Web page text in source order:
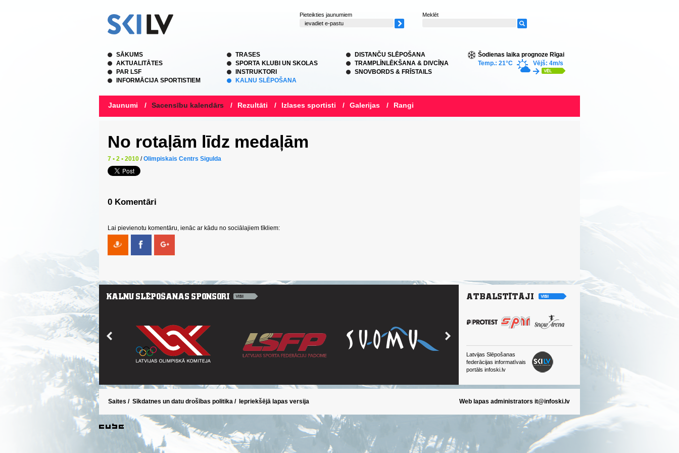
Pieteikties jaunumiem Meklēt
SĀKUMS
AKTUALITĀTES
PAR LSF
INFORMĀCIJA SPORTISTIEM
TRASES
SPORTA KLUBI UN SKOLAS
INSTRUKTORI
KALNU SLĒPOŠANA
DISTANČU SLĒPOŠANA
TRAMPLĪNLĒKŠANA & DIVCĪŅA
SNOVBORDS & FRĪSTAILS
Šodienas laika prognoze Rīgai
Temp.: 21°C
Vējš: 4m/s
Jaunumi / Sacensību kalendārs / Rezultāti / Izlases sportisti / Galerijas / Rangi
No rotaļām līdz medaļām
7 • 2 • 2010 /Olimpiskais Centrs Sigulda
0 Komentāri
Lai pievienotu komentāru, ienāc ar kādu no sociālajiem tīkliem:
Latvijas Slēpošanas
federācijas informatīvais
portāls infoski.lv
Saites / Sīkdatnes un datu drošības politika / Iepriekšējā lapas versija Web lapas administrators it@infoski.lv